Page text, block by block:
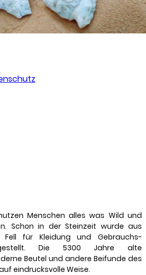
Menschen alles was Wild und
Schon in der Steinzeit wurde aus
für Kleidung und Gebrauchs-
Die 5300 Jahre alte
Beutel und andere Beifunde des
eindrucksvolle Weise.